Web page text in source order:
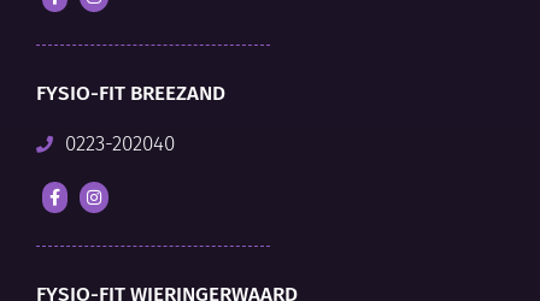
FYSIO-FIT BREEZAND
0223-202040
FYSIO-FIT WIERINGERWAARD